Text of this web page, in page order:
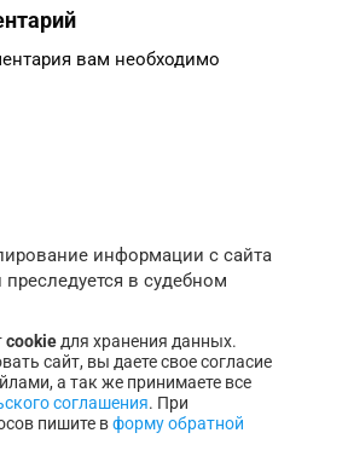
вам необходимо
информации с сайта
преследуется в судебном
cookie для хранения данных.
сайт, вы даете свое согласие
а так же принимаете все
соглашения. При
пишите вформу обратной